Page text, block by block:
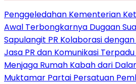
Penggeledahan Kementerian
Awal Terbongkarnya Dugaan
Sapulangit PR Kolaborasi
Jasa PR dan Komunikasi
Menjaga Rumah Kabah dari
Muktamar Partai Persatuan